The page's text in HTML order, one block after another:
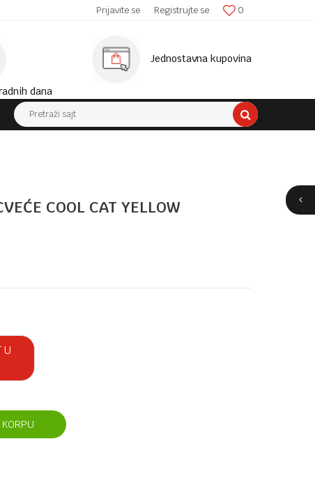
SIGURNA ISPORUKA! 0
Prijavite se Registrujte se
dana
Jednostavna kupovina
Pretraži sajt
COOL CAT YELLOW
U